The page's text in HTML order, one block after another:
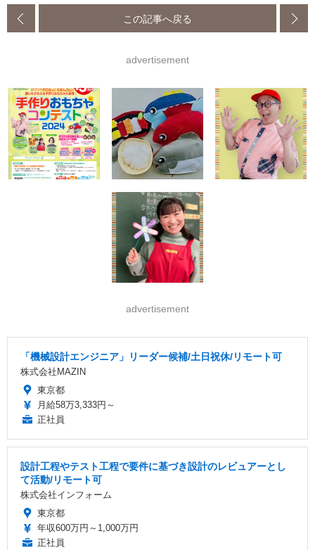
この記事へ戻る
advertisement
advertisement
「機械設計エンジニア」リーダー候補/土日祝休/リモート可
株式会社MAZIN
東京都
月給58万3,333円～
正社員
設計工程やテスト工程で要件に基づき設計のレビュアーとし
て活動/リモート可
株式会社インフォーム
東京都
年収600万円～1,000万円
正社員